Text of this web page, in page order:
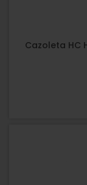
Cazoleta HC